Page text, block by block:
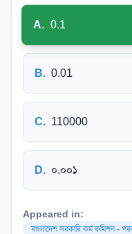
A. 0.1
B. 0.01
C. 110000
D. ০.০০১
Appeared in:
বাংলাদেশ সরকারি কর্ম কমিশন -